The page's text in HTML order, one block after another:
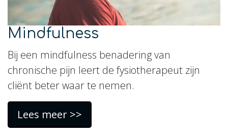
Mindfulness
Bij een mindfulness benadering van
chronische pijn leert de fysiotherapeut zijn
cliënt beter waar te nemen.
Lees meer >>